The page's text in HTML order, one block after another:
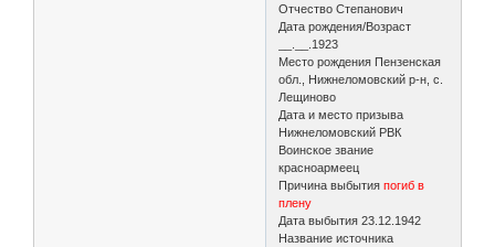
Отчество Степанович
Дата рождения/Возраст
__.__.1923
Место рождения Пензенская
обл., Нижнеломовский р-н, с.
Лещиново
Дата и место призыва
Нижнеломовский РВК
Воинское звание
красноармеец
Причина выбытияпогиб в
плену
Дата выбытия 23.12.1942
Название источника